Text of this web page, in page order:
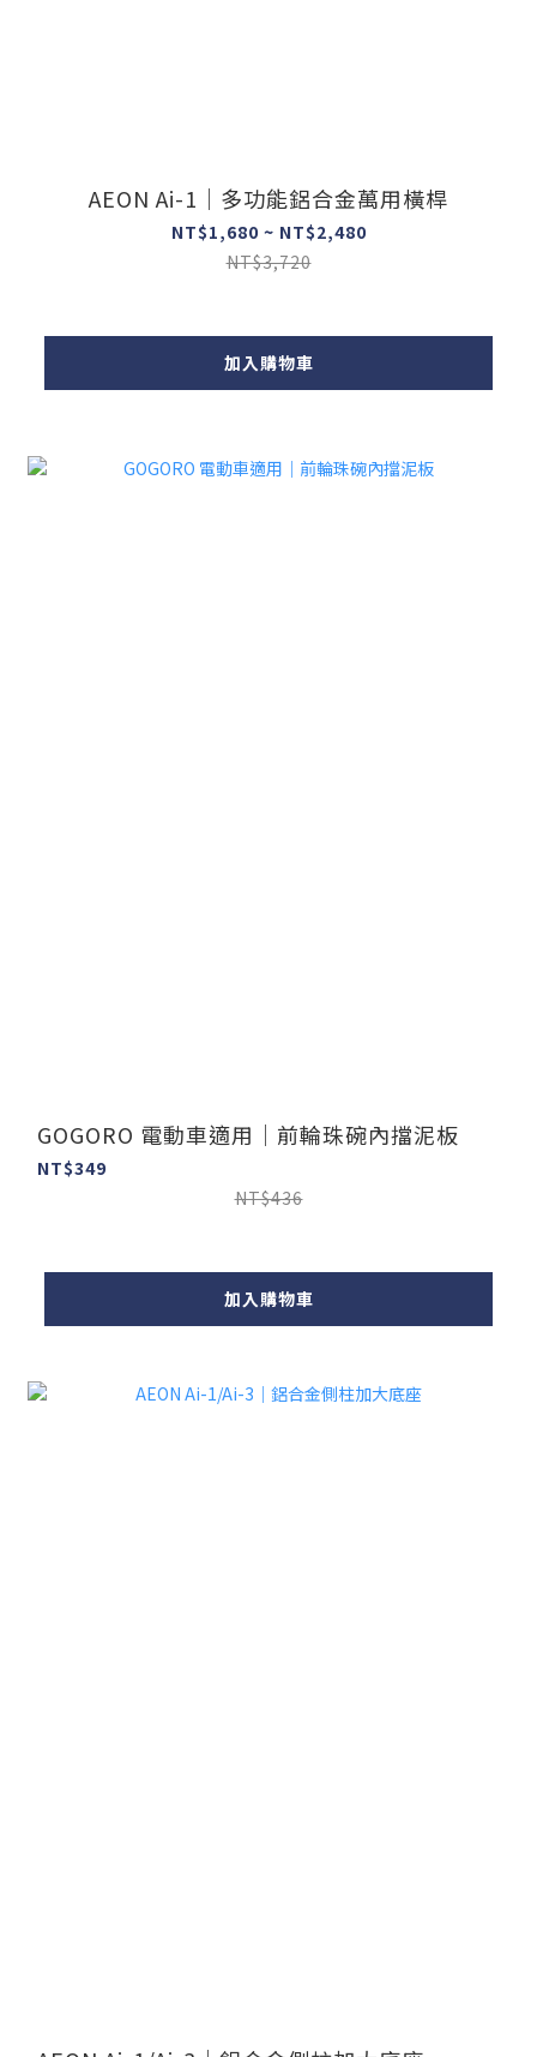
AEON Ai-1｜多功能鋁合金萬用橫桿
NT$1,680 ~ NT$2,480
NT$3,720
加入購物車
GOGORO 電動車適用｜前輪珠碗內擋泥板
NT$349
NT$436
加入購物車